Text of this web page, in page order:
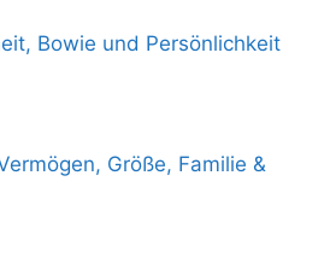
Bowie und Persönlichkeit
Größe, Familie &